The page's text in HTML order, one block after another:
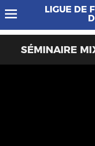
LIGUE DE
SÉMINAIRE